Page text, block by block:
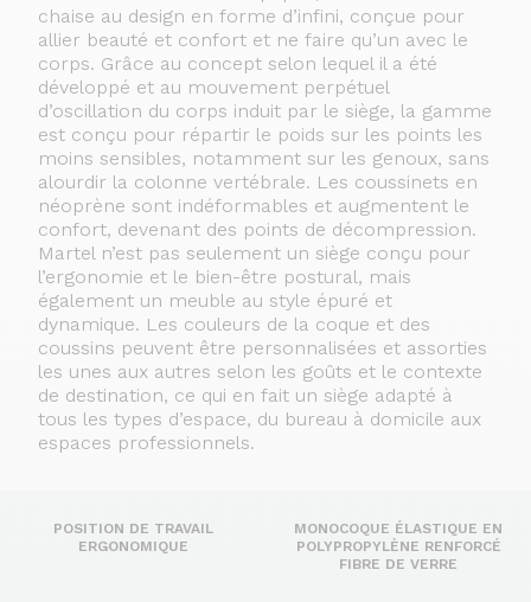
chaise au design en forme d’infini, conçue pour
allier beauté et confort et ne faire qu’un avec le
corps. Grâce au concept selon lequel il a été
développé et au mouvement perpétuel
d’oscillation du corps induit par le siège, la gamme
est conçu pour répartir le poids sur les points les
moins sensibles, notamment sur les genoux, sans
alourdir la colonne vertébrale. Les coussinets en
néoprène sont indéformables et augmentent le
confort, devenant des points de décompression.
Martel n’est pas seulement un siège conçu pour
l’ergonomie et le bien-être postural, mais
également un meuble au style épuré et
dynamique. Les couleurs de la coque et des
coussins peuvent être personnalisées et assorties
les unes aux autres selon les goûts et le contexte
de destination, ce qui en fait un siège adapté à
tous les types d’espace, du bureau à domicile aux
espaces professionnels.
POSITION DE TRAVAIL
ERGONOMIQUE
MONOCOQUE ÉLASTIQUE EN
POLYPROPYLÈNE RENFORCÉ
FIBRE DE VERRE